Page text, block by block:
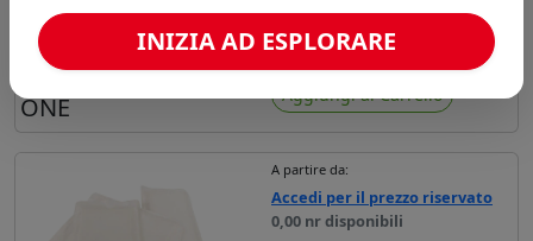
GOMMA SISER TS-
ONE
inferiore.
Preferiti
Aggiungi al Carrello
A partire da:
Accedi per il prezzo riservato
0,00 nr disponibili
INIZIA AD ESPLORARE